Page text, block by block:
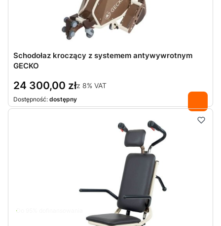
Schodołaz kroczący z systemem antywywrotnym
GECKO
24 300,00 złz 8% VAT
Dostępność: dostępny
Do 95% dofinansowania